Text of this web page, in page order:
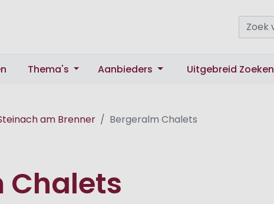
Thema's Aanbieders Uitgebreid Zoeken
am Brenner Bergeralm Chalets
Chalets